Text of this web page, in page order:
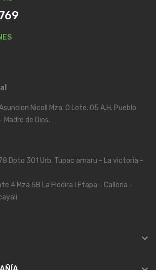
Nicoll Mza. O Lote. 05 A.H. Pueblo
de Dios.
Dpto 301 Urb. Tupac amaru - La victoria -
4 Mza 5B La Flodira I Etapa - Calleria -
